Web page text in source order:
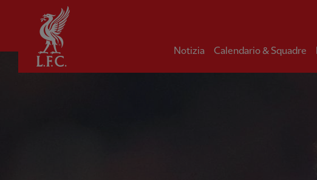
Notizia Calendario & Squadre